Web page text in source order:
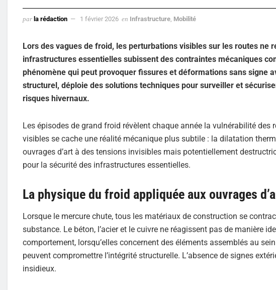
par la rédaction 1 février 2026 en Infrastructure Mobilité
Lors des vagues de froid, les perturbations visibles sur les routes ne
infrastructures essentielles subissent des contraintes mécaniques
phénomène qui peut provoquer fissures et déformations sans signe
structurel, déploie des solutions techniques pour surveiller et
risques hivernaux.
Les épisodes de grand froid révèlent chaque année la vulnérabilité
visibles se cache une réalité mécanique plus subtile : la dilatation
ouvrages d’art à des tensions invisibles mais potentiellement
pour la sécurité des infrastructures essentielles.
La physique du froid appliquée aux ouvrages
Lorsque le mercure chute, tous les matériaux de construction se
substance. Le béton, l’acier et le cuivre ne réagissent pas de manière
comportement, lorsqu’elles concernent des éléments assemblés au
peuvent compromettre l’intégrité structurelle. L’absence de signes
insidieux.